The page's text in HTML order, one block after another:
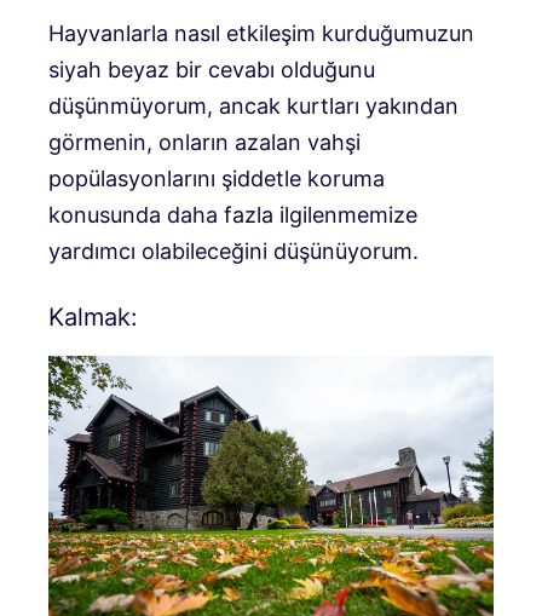
Hayvanlarla nasıl etkileşim kurduğumuzun
siyah beyaz bir cevabı olduğunu
düşünmüyorum, ancak kurtları yakından
görmenin, onların azalan vahşi
popülasyonlarını şiddetle koruma
konusunda daha fazla ilgilenmemize
yardımcı olabileceğini düşünüyorum.
Kalmak: